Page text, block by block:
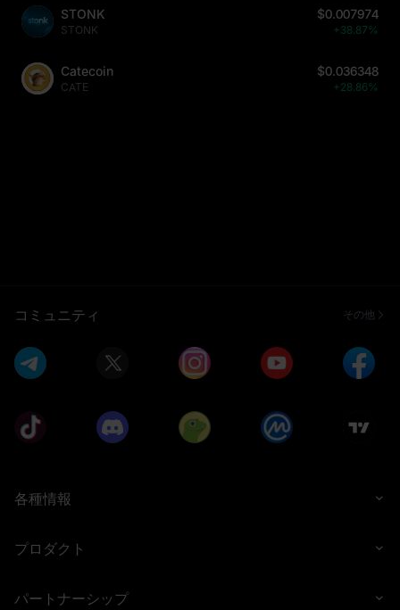
STONK
STONK
$0.007974
+38.87%
Catecoin
CATE
$0.036348
+28.86%
コミュニティ その他
各種情報
プロダクト
パートナーシップ